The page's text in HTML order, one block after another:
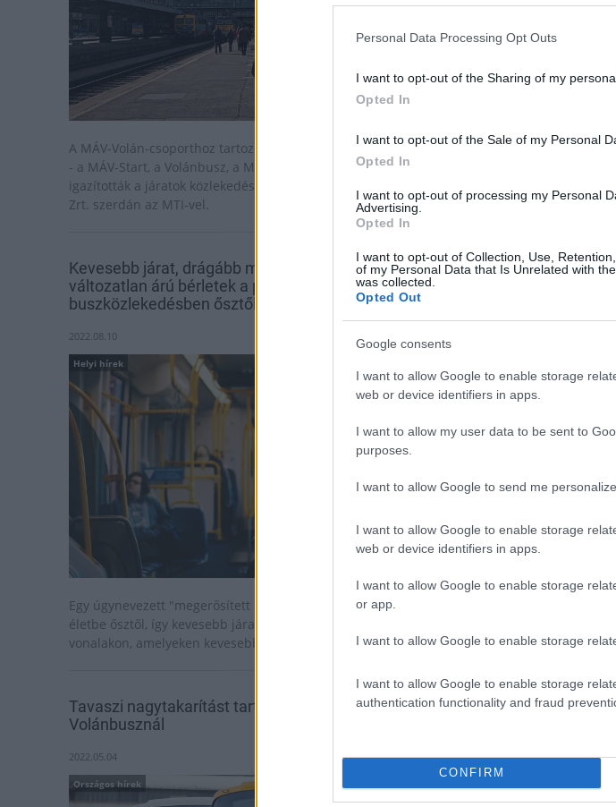
Personal Data Processing Opt Outs
I want to opt-out of the Sharing of my
Opted In
I want to opt-out of the Sale of my Personal
Opted In
I want to opt-out of processing my Personal
Advertising.
Opted In
I want to opt-out of Collection, Use,
of my Personal Data that Is Unrelated with
was collected.
Opted Out
Google consents
I want to allow Google to enable storage
web or device identifiers in apps.
I want to allow my user data to be sent to
purposes.
I want to allow Google to send me
I want to allow Google to enable storage
web or device identifiers in apps.
I want to allow Google to enable storage
or app.
I want to allow Google to enable storage
I want to allow Google to enable storage
authentication functionality and fraud
CONFIRM
A MÁV-Volán-csoporthoz tartozó közlekedési társaságok
- a MÁV-Start, a Volánbusz, a MÁV-HÉV - az ünnepekhez
igazították a járatok közlekedési rendjét - közölte a MÁV
Zrt. szerdán az MTI-vel.
Kevesebb járat, drágább menetjegy,
változatlan árú bérletek a pécsi
buszközlekedésben ősztől
2022.08.10
Helyi hírek
Egy úgynevezett "megerősített nyári menetrend" lép
életbe ősztől, így kevesebb járatot indítanak azokon a
vonalakon, amelyeken kevesebb az utas.
Tavaszi nagytakarítást tartanak a
Volánbusznál
2022.05.04
Országos hírek
érvényes, népszerű
37 ezren, míg tavaly 30 ezren
helyközi bérletekkel
Országos hírek
A Technológiai és Ipari
helyközi szolgáltatók az eredeti
a hosszú pénztári sorok
vasárnapra eső június 5-e
éjfélig tart - ismerteti a